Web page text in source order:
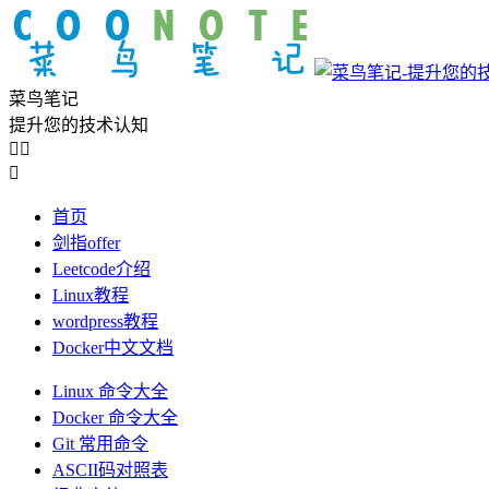
菜鸟笔记
提升您的技术认知
 

首页
剑指offer
Leetcode介绍
Linux教程
wordpress教程
Docker中文文档
Linux 命令大全
Docker 命令大全
Git 常用命令
ASCII码对照表